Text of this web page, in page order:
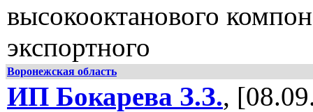
высокооктанового
экспортного
Воронежская область
ИП Бокарева З.З.,